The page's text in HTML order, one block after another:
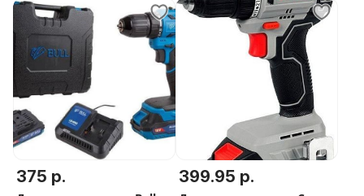
375 р. 399.95 р.